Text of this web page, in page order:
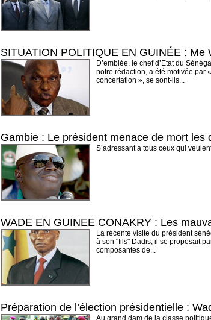
SITUATION POLITIQUE EN GUINÉE : Me
D’emblée, le chef d’Etat du
notre rédaction, a été motivée par
concertation », se sont-ils...
Gambie : Le président menace de mort les
S’adressant à tous ceux qui
WADE EN GUINEE CONAKRY : Les
La récente visite du président
à son "fils" Dadis, il se proposait
composantes de...
Préparation de l’élection présidentielle :
Au grand dam de la classe